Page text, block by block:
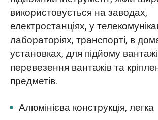
використовується на заводах,
електростанціях, у
лабораторіях, транспорті, в
установках, для підйому
перевезення вантажів та
предметів.
Алюмінієва конструкція, легка